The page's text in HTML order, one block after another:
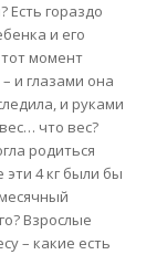
Есть гораздо
и его
момент
и глазами она
и руками
что вес?
родиться
эти 4 кг были бы
Взрослые
– какие есть